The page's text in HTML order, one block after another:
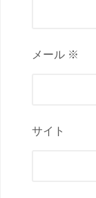
メール ※
サイト